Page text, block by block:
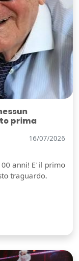
prima
16/07/2026
anni! E' il primo
traguardo.